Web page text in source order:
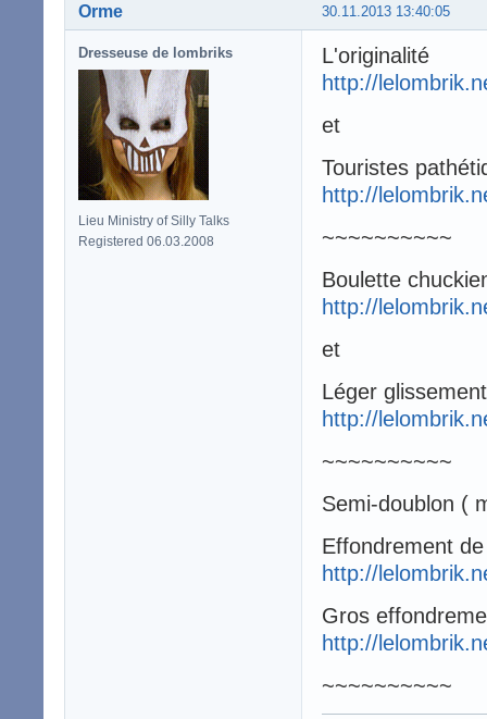
30.11.2013 13:40:05
Orme
Dresseuse de lombriks
Lieu Ministry of Silly Talks
Registered 06.03.2008
L'originalité
http://
et
Touristes
http://
~~~~~~~~~~
Boulette
http://
et
Léger
http://
~~~~~~~~~~
Semi-doublon (
Effondrement
http://
Gros
http://
~~~~~~~~~~